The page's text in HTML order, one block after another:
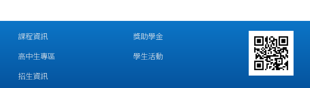
課程資訊
高中生專區
招生資訊
獎助學金
學生活動